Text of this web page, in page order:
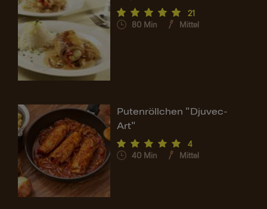
21
80 Min Mittel
Putenröllchen "Djuvec-
Art"
4
40 Min Mittel